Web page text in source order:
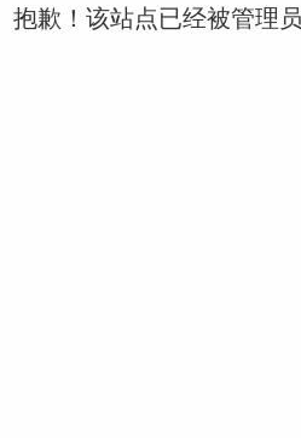
抱歉！该站点已经被管理